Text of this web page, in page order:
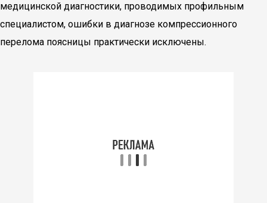
медицинской диагностики, проводимых профильным
специалистом, ошибки в диагнозе компрессионного
перелома поясницы практически исключены.